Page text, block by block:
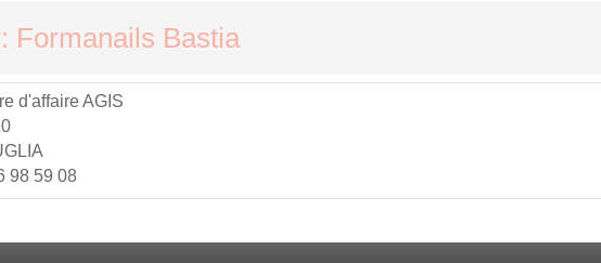
Formanails Bastia
d'affaire AGIS
98 59 08